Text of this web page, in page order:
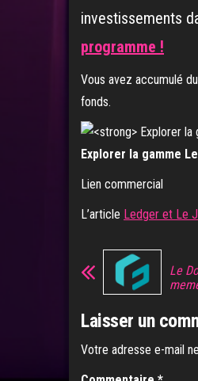
investissements
programme !
Vous avez accumulé
fonds.
Explorer la gamme
Lien commercial
L’article Ledger et Le
Le
Laisser un
Votre adresse e-mail